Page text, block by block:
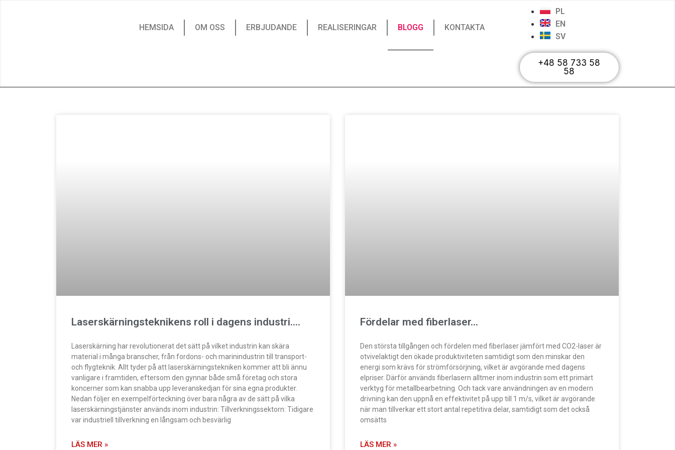
HEMSIDA OM OSS ERBJUDANDE REALISERINGAR BLOGG KONTAKTA
PL
EN
SV
+48 58 733 58
58
Laserskärningsteknikens roll i dagens industri….
Laserskärning har revolutionerat det sätt på vilket industrin kan skära
material i många branscher, från fordons- och marinindustrin till transport-
och flygteknik. Allt tyder på att laserskärningstekniken kommer att bli ännu
vanligare i framtiden, eftersom den gynnar både små företag och stora
koncerner som kan snabba upp leveranskedjan för sina egna produkter.
Nedan följer en exempelförteckning över bara några av de sätt på vilka
laserskärningstjänster används inom industrin: Tillverkningssektorn: Tidigare
var industriell tillverkning en långsam och besvärlig
LÄS MER »
Fördelar med fiberlaser…
Den största tillgången och fördelen med fiberlaser jämfört med CO2-laser är
otvivelaktigt den ökade produktiviteten samtidigt som den minskar den
energi som krävs för strömförsörjning, vilket är avgörande med dagens
elpriser. Därför används fiberlasern alltmer inom industrin som ett primärt
verktyg för metallbearbetning. Och tack vare användningen av en modern
drivning kan den uppnå en effektivitet på upp till 1 m/s, vilket är avgörande
när man tillverkar ett stort antal repetitiva delar, samtidigt som det också
omsätts
LÄS MER »